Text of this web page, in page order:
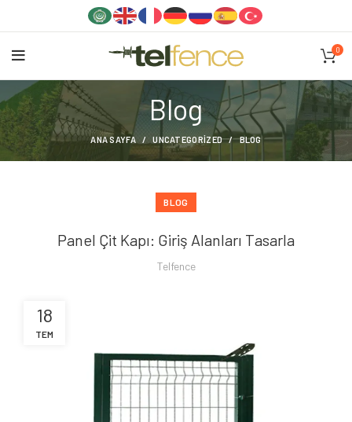
0
Blog
ANA SAYFA UNCATEGORIZED BLOG
BLOG
Panel Çit Kapı: Giriş Alanları Tasarla
Telfence
18
TEM